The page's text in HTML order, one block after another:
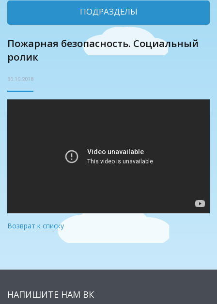
ПОДРАЗДЕЛЫ
Пожарная безопасность. Социальный
ролик
30.10.2018
Возврат к списку
НАПИШИТЕ НАМ ВК